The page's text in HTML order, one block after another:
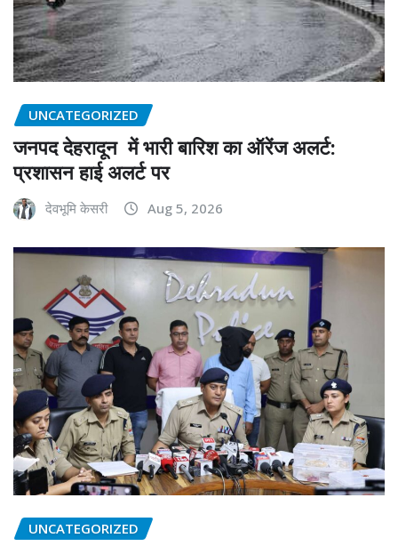
UNCATEGORIZED
जनपद देहरादून में भारी बारिश का ऑरेंज अलर्ट:
प्रशासन हाई अलर्ट पर
देवभूमि केसरी Aug 5, 2026
UNCATEGORIZED